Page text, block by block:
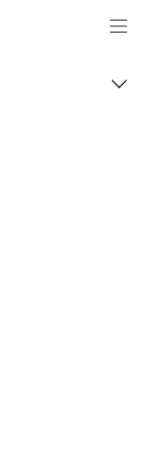
Canon Logo, back
Skift